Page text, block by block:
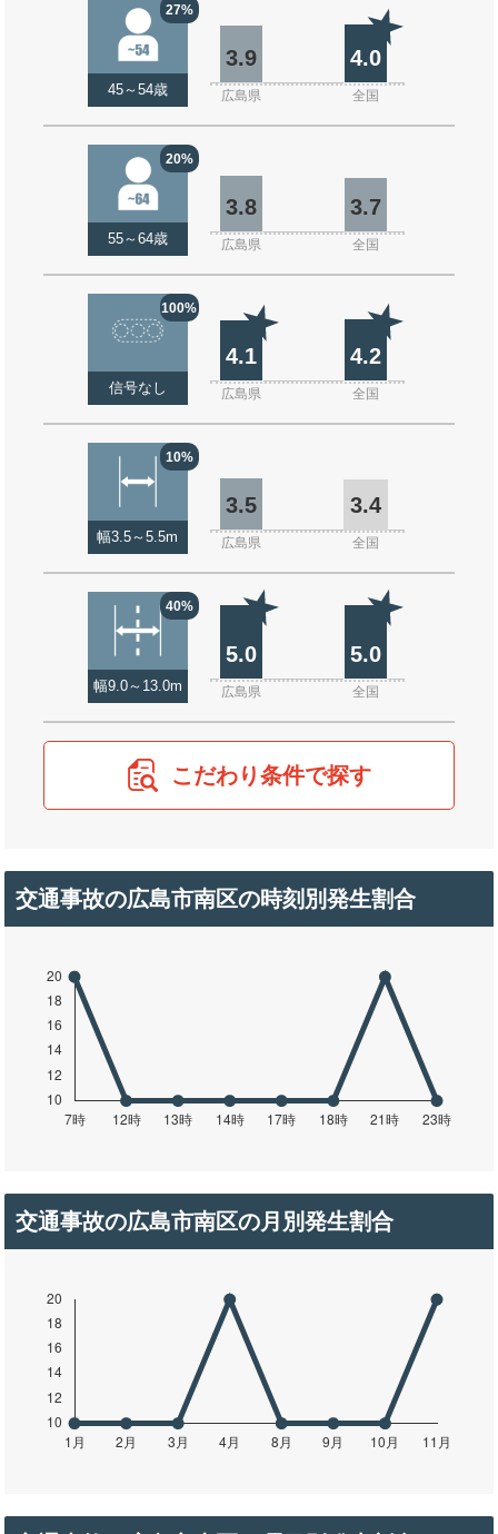
27%
45～54歳
3.9 4.0
広島県 全国
20%
55～64歳
3.8 3.7
広島県 全国
100%
信号なし
4.1 4.2
広島県 全国
10%
幅3.5～5.5m
3.5 3.4
広島県 全国
40%
幅9.0～13.0m
5.0 5.0
広島県 全国
こだわり条件で探す
交通事故の広島市南区の時刻別発生割合
交通事故の広島市南区の月別発生割合